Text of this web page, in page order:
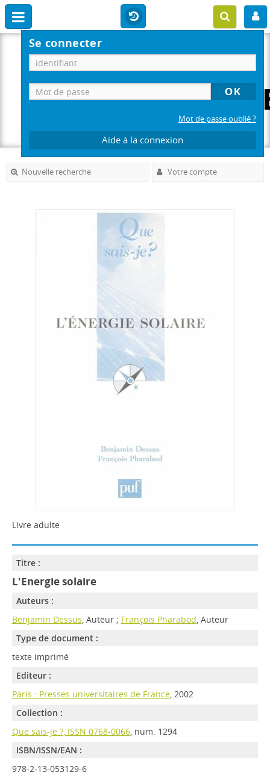
Se connecter
Mot de passe oublié ?
Aide à la connexion
Nouvelle recherche Votre compte
Livre adulte
Titre :
L'Energie solaire
Auteurs :
Benjamin Dessus, Auteur ; François Pharabod, Auteur
Type de document :
texte imprimé
Editeur :
Paris : Presses universitaires de France, 2002
Collection :
Que sais-je ?, ISSN 0768-0066, num. 1294
ISBN/ISSN/EAN :
978-2-13-053129-6